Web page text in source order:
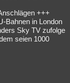
+++
Bahnen in London
Sky TV zufolge
seien 1000